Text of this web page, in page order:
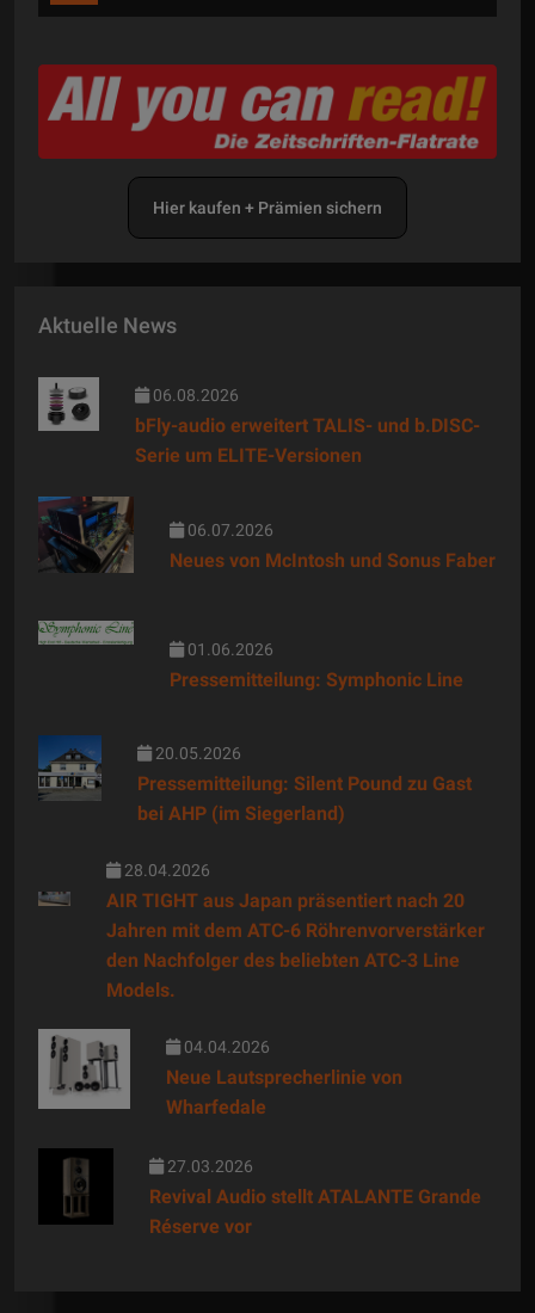
Hier kaufen + Prämien sichern
Aktuelle News
06.08.2026
bFly-audio erweitert TALIS- und b.DISC-
Serie um ELITE-Versionen
06.07.2026
Neues von McIntosh und Sonus Faber
01.06.2026
Pressemitteilung: Symphonic Line
20.05.2026
Pressemitteilung: Silent Pound zu Gast
bei AHP (im Siegerland)
28.04.2026
AIR TIGHT aus Japan präsentiert nach 20
Jahren mit dem ATC-6 Röhrenvorverstärker
den Nachfolger des beliebten ATC-3 Line
Models.
04.04.2026
Neue Lautsprecherlinie von
Wharfedale
27.03.2026
Revival Audio stellt ATALANTE Grande
Réserve vor